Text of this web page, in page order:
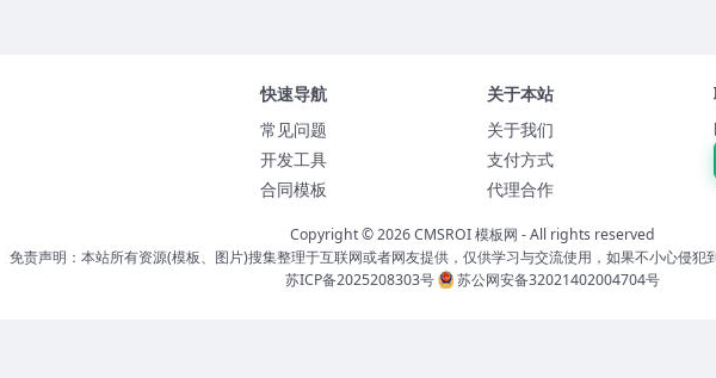
快速导航
常见问题
开发工具
合同模板
关于本站
关于我们
支付方式
代理合作
Copyright © 2026CMSROI 模板网 - All rights reserved
免责声明：本站所有资源(模板、图片)搜集整理于互联网或者网友提供，仅供学习与交流使用，如果不小心侵犯
苏ICP备2025208303号
苏公网安备32021402004704号